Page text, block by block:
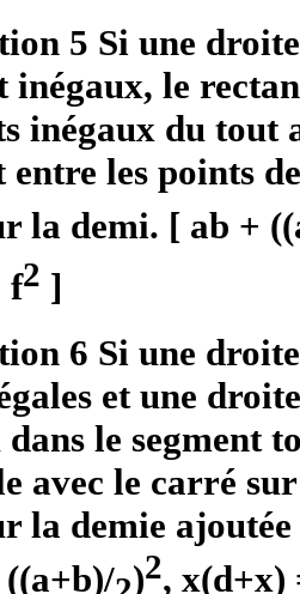
5 Si une
inégaux, le
inégaux du tout
entre les points
la demi. [ ab +
f2 ]
6 Si une
et une
dans le segment
avec le carré
la demie
((a+b)/ )2, x(d+x)